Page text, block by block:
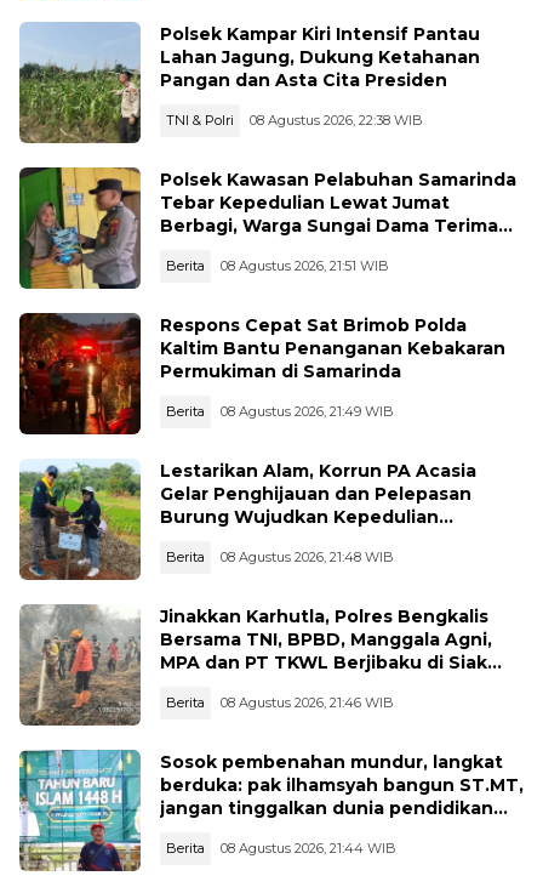
Polsek Kampar Kiri Intensif Pantau
Lahan Jagung, Dukung Ketahanan
Pangan dan Asta Cita Presiden
TNI & Polri 08 Agustus 2026, 22:38 WIB
Polsek Kawasan Pelabuhan Samarinda
Tebar Kepedulian Lewat Jumat
Berbagi, Warga Sungai Dama Terima
Berita 08 Agustus 2026, 21:51 WIB
Respons Cepat Sat Brimob Polda
Kaltim Bantu Penanganan Kebakaran
Permukiman di Samarinda
Berita 08 Agustus 2026, 21:49 WIB
Lestarikan Alam, Korrun PA Acasia
Gelar Penghijauan dan Pelepasan
Burung Wujudkan Kepedulian
Berita 08 Agustus 2026, 21:48 WIB
Jinakkan Karhutla, Polres Bengkalis
Bersama TNI, BPBD, Manggala Agni,
MPA dan PT TKWL Berjibaku di Siak
Berita 08 Agustus 2026, 21:46 WIB
Sosok pembenahan mundur, langkat
berduka: pak ilhamsyah bangun ST.MT,
jangan tinggalkan dunia pendidikan
Berita 08 Agustus 2026, 21:44 WIB